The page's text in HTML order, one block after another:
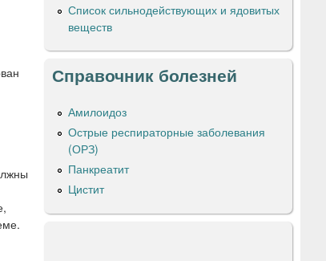
Список сильнодействующих и ядовитых
веществ
Справочник болезней
Амилоидоз
Острые респираторные заболевания
(ОРЗ)
Панкреатит
Цистит